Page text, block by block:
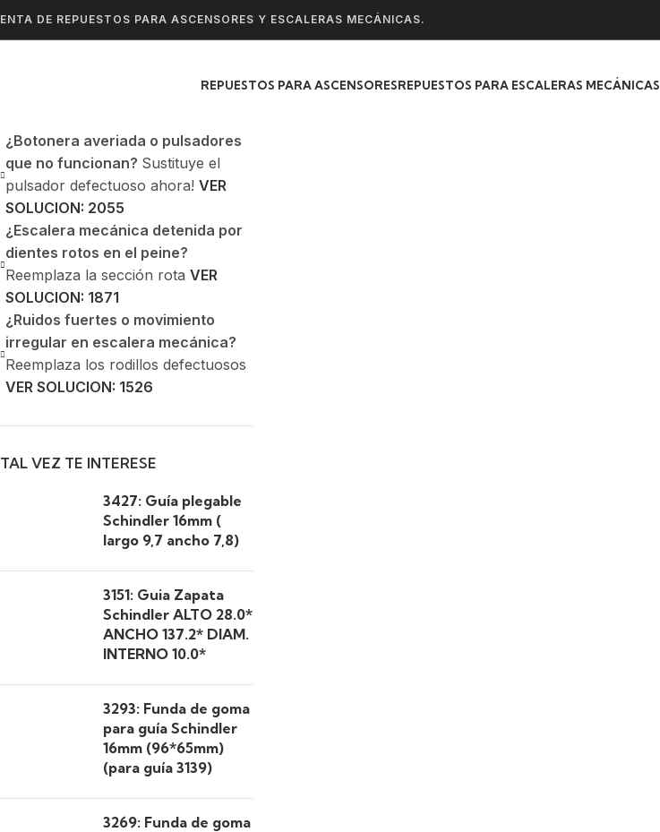
DE REPUESTOS PARA ASCENSORES Y ESCALERAS MECÁNICAS.
REPUESTOS PARA ASCENSORESREPUESTOS PARA ESCALERAS MECÁNICAS
¿Botonera averiada o pulsadores
que no funcionan? Sustituye el
pulsador defectuoso ahora! VER
SOLUCION: 2055
¿Escalera mecánica detenida por
dientes rotos en el peine?
Reemplaza la sección rota VER
SOLUCION: 1871
¿Ruidos fuertes o movimiento
irregular en escalera mecánica?
Reemplaza los rodillos defectuosos
VER SOLUCION: 1526
TAL VEZ TE INTERESE
3427: Guía plegable
Schindler 16mm (
largo 9,7 ancho 7,8)
3151: Guia Zapata
Schindler ALTO 28.0*
ANCHO 137.2* DIAM.
INTERNO 10.0*
3293: Funda de goma
para guía Schindler
16mm (96*65mm)
(para guía 3139)
3269: Funda de goma